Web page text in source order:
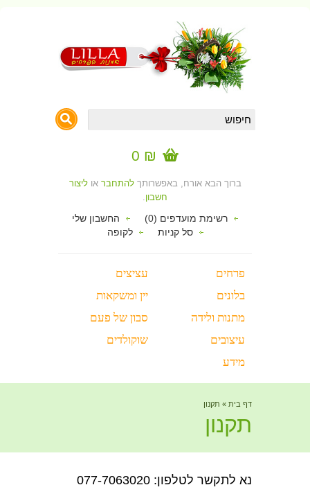
₪ 0
ברוך הבא אורח, באפשרותךלהתחבר אוליצור
חשבון.
רשימת מועדפים (0)
החשבון שלי
סל קניות
לקופה
פרחים
עציצים
בלונים
יין ומשקאות
מתנות ולידה
סבון של פעם
עיצובים
שוקולדים
מידע
דף בית » תקנון
תקנון
נא לתקשר לטלפון: 077-7063020